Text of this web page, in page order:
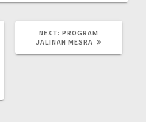
NEXT: NEXT
POST:
PROGRAM
JALINAN MESRA